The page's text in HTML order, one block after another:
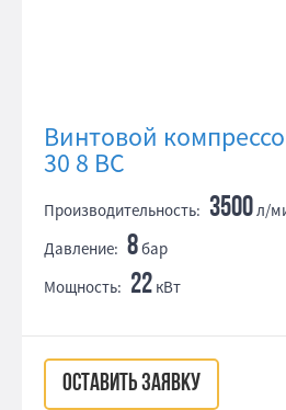
Винтовой
30 8 ВС
Производительность: 3500л/
Давление: 8бар
Мощность: 22 кВт
ОСТАВИТЬ ЗАЯВКУ